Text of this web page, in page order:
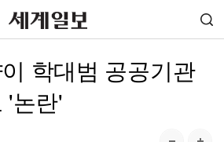
학대범 공공기관
'논란'